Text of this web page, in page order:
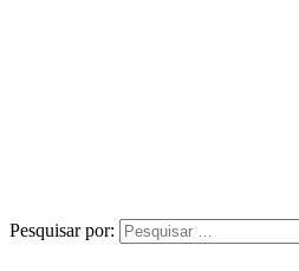
Pesquisar por: